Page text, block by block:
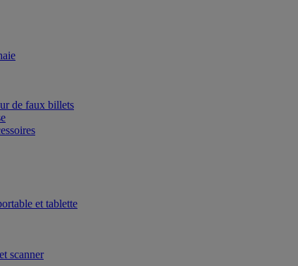
de faux billets
et tablette